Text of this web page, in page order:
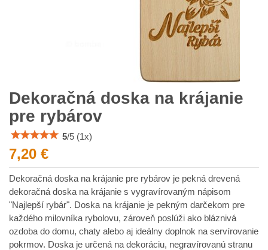
Dekoračná doska na krájanie
pre rybárov
5/5 (1 x)
7,20 €
Dekoračná doska na krájanie pre rybárov je pekná drevená
dekoračná doska na krájanie s vygravírovaným nápisom
"Najlepší rybár". Doska na krájanie je pekným darčekom pre
každého milovníka rybolovu, zároveň poslúži ako bláznivá
ozdoba do domu, chaty alebo aj ideálny doplnok na servírovanie
pokrmov. Doska je určená na dekoráciu, negravírovanú stranu